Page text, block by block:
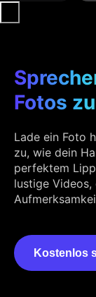
Fotos
Lade ein Foto
zu, wie dein
perfektem
lustige
Kostenlos